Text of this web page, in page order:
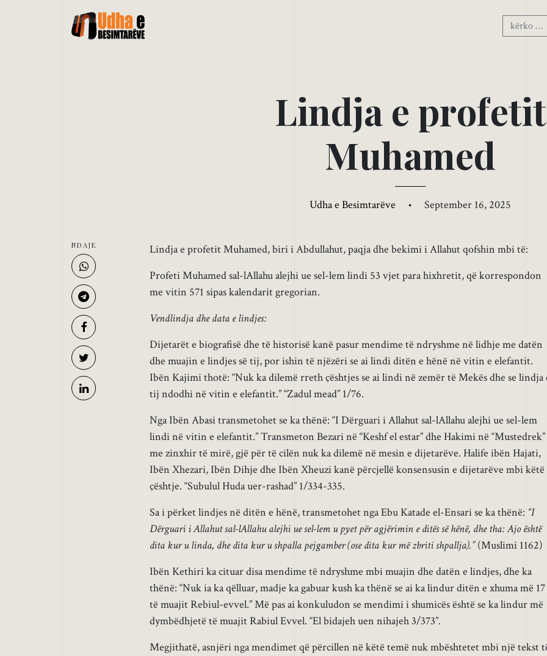
Lindja e profetit
Muhamed
Udha e Besimtarëve • September 16, 2025
Lindja e profetit Muhamed, biri i Abdullahut, paqja dhe bekimi i Allahut qofshin mbi të:
Profeti Muhamed sal-lAllahu alejhi ue sel-lem lindi 53 vjet para hixhretit, që korrespondon
me vitin 571 sipas kalendarit gregorian.
Vendlindja dhe data e lindjes:
Dijetarët e biografisë dhe të historisë kanë pasur mendime të ndryshme në lidhje me datën
dhe muajin e lindjes së tij, por ishin të njëzëri se ai lindi ditën e hënë në vitin e elefantit.
Ibën Kajimi thotë: “Nuk ka dilemë rreth çështjes se ai lindi në zemër të Mekës dhe se lindja
tij ndodhi në vitin e elefantit.” “Zadul mead” 1/76.
Nga Ibën Abasi transmetohet se ka thënë: “I Dërguari i Allahut sal-lAllahu alejhi ue sel-lem
lindi në vitin e elefantit.” Transmeton Bezari në “Keshf el estar” dhe Hakimi në “Mustedrek”
me zinxhir të mirë, gjë për të cilën nuk ka dilemë në mesin e dijetarëve. Halife ibën Hajati,
Ibën Xhezari, Ibën Dihje dhe Ibën Xheuzi kanë përcjellë konsensusin e dijetarëve mbi këtë
çështje. “Subulul Huda uer-rashad” 1/334-335.
Sa i përket lindjes në ditën e hënë, transmetohet nga Ebu Katade el-Ensari se ka thënë: “I
Dërguari i Allahut sal-lAllahu alejhi ue sel-lem u pyet për agjërimin e ditës së hënë, dhe tha: Ajo është
dita kur u linda, dhe dita kur u shpalla pejgamber (ose dita kur më zbriti shpallja).”(Muslimi 1162)
Ibën Kethiri ka cituar disa mendime të ndryshme mbi muajin dhe datën e lindjes, dhe ka
thënë: “Nuk ia ka qëlluar, madje ka gabuar kush ka thënë se ai ka lindur ditën e xhuma më 17
të muajit Rebiul-evvel.” Më pas ai konkuludon se mendimi i shumicës është se ka lindur më
dymbëdhjetë të muajit Rabiul Evvel. “El bidajeh uen nihajeh 3/373”.
Megjithatë, asnjëri nga mendimet që përcillen në këtë temë nuk mbështetet mbi një tekst
NDAJE